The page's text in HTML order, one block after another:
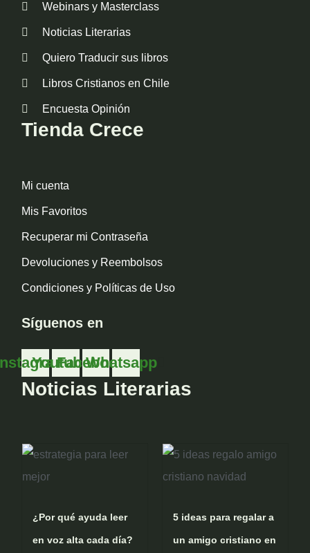
Webinars y Masterclass
Noticias Literarias
Quiero Traducir sus libros
Libros Cristianos en Chile
Encuesta Opinión
Tienda Crece
Mi cuenta
Mis Favoritos
Recuperar mi Contraseña
Devoluciones y Reembolsos
Condiciones y Políticas de Uso
Síguenos en
Youtube
Facebook
Whatsapp
Noticias Literarias
¿Por qué ayuda leer
en voz alta cada día?
5 ideas para regalar a
un amigo cristiano en